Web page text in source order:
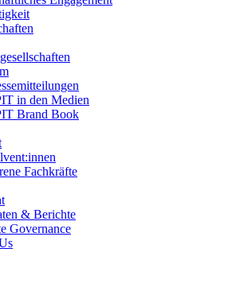
in den Medien
Brand Book
Fachkräfte
& Berichte
Governance